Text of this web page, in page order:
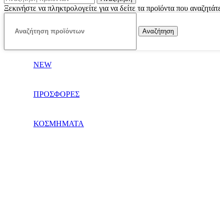
Ξεκινήστε να πληκτρολογείτε για να δείτε τα προϊόντα που
Αναζήτηση
NEW
ΠΡΟΣΦΟΡΕΣ
ΚΟΣΜΗΜΑΤΑ